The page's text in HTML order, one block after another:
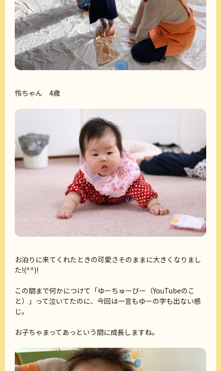
怜ちゃん 4歳
お泊りに来てくれたときの可愛さそのままに大きくなりまし
た!(^^)!
この間まで何かにつけて「ゆーちゅーびー（YouTubeのこ
と）」って泣いてたのに、今回は一言もゆーの字も出ない感
じ。
お子ちゃまってあっという間に成長しますね。